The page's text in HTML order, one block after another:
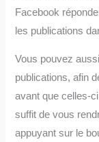
Facebook
les publications
Vous pouvez
publications, afin
avant que celles-
suffit de vous
appuyant sur le